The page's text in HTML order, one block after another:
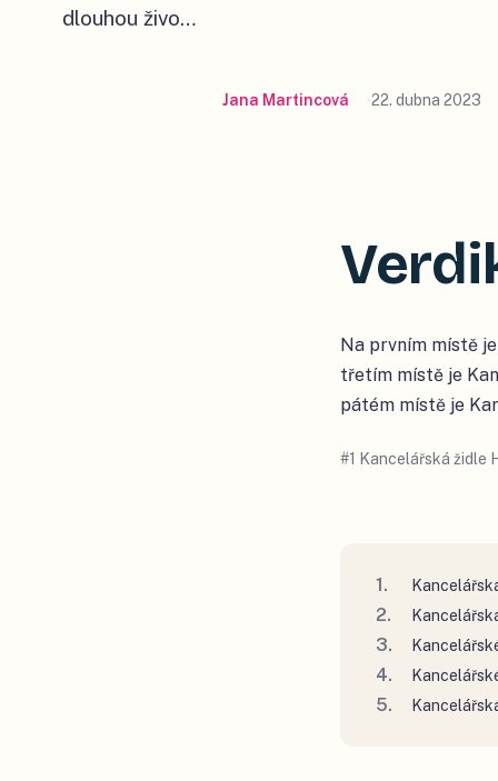
dlouhou živo…
Jana Martincová 22. dubna 2023
Na prvním místě
třetím místě je
pátém místě je
#1 Kancelářská židle